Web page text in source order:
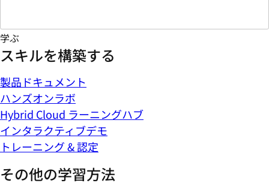
学ぶ
スキルを構築する
製品ドキュメント
ハンズオンラボ
Hybrid Cloud ラーニングハブ
インタラクティブデモ
トレーニング & 認定
その他の学習方法